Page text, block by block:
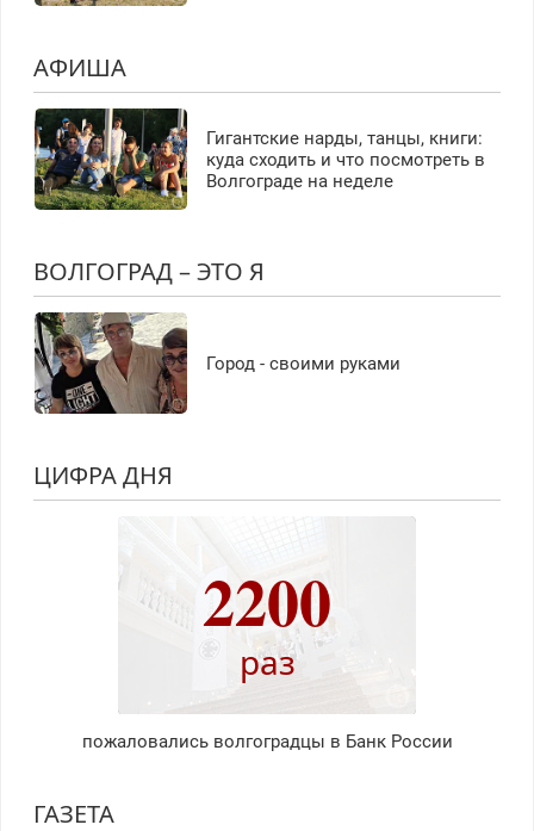
АФИША
Гигантские нарды, танцы, книги:
куда сходить и что посмотреть в
Волгограде на неделе
ВОЛГОГРАД – ЭТО Я
Город - своими руками
ЦИФРА ДНЯ
2200
раз
пожаловались волгоградцы в Банк России
ГАЗЕТА